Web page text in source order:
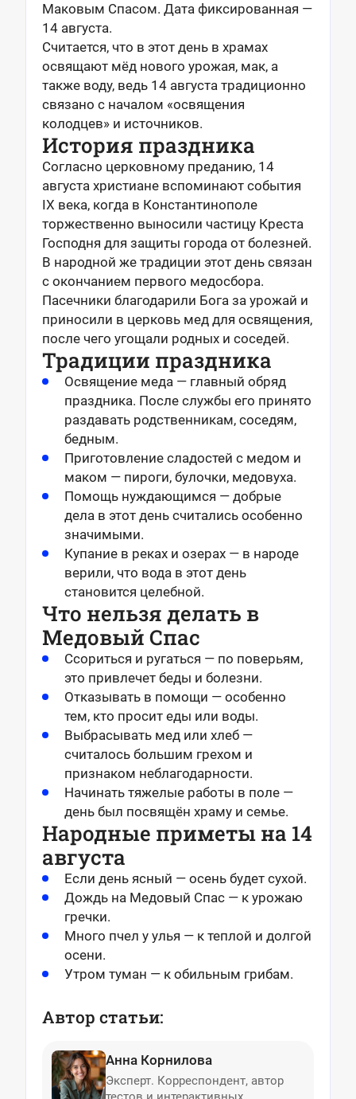
Маковым Спасом. Дата фиксированная —
14 августа.
Считается, что в этот день в храмах
освящают мёд нового урожая, мак, а
также воду, ведь 14 августа традиционно
связано с началом «освящения
колодцев» и источников.
История праздника
Согласно церковному преданию, 14
августа христиане вспоминают события
IX века, когда в Константинополе
торжественно выносили частицу Креста
Господня для защиты города от болезней.
В народной же традиции этот день связан
с окончанием первого медосбора.
Пасечники благодарили Бога за урожай и
приносили в церковь мед для освящения,
после чего угощали родных и соседей.
Традиции праздника
Освящение меда — главный обряд
праздника. После службы его принято
раздавать родственникам, соседям,
бедным.
Приготовление сладостей с медом и
маком — пироги, булочки, медовуха.
Помощь нуждающимся — добрые
дела в этот день считались особенно
значимыми.
Купание в реках и озерах — в народе
верили, что вода в этот день
становится целебной.
Что нельзя делать в
Медовый Спас
Ссориться и ругаться — по поверьям,
это привлечет беды и болезни.
Отказывать в помощи — особенно
тем, кто просит еды или воды.
Выбрасывать мед или хлеб —
считалось большим грехом и
признаком неблагодарности.
Начинать тяжелые работы в поле —
день был посвящён храму и семье.
Народные приметы на 14
августа
Если день ясный — осень будет сухой.
Дождь на Медовый Спас — к урожаю
гречки.
Много пчел у улья — к теплой и долгой
осени.
Утром туман — к обильным грибам.
Автор статьи:
Анна Корнилова
Эксперт. Корреспондент, автор